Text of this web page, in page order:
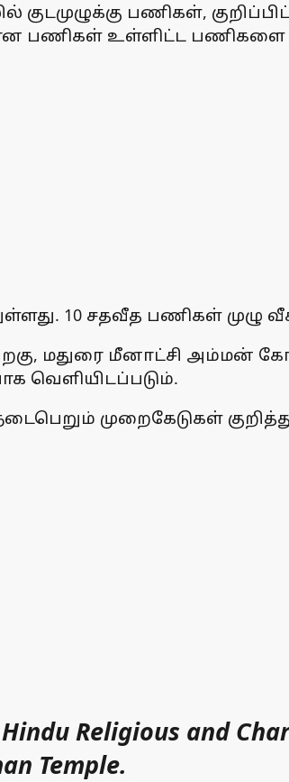
பணிகள்,
பணிகள் உள்ளிட்ட
10 சதவீத பணிகள் முழு
மதுரை மீனாட்சி அம்மன்
வெளியிடப்படும்.
முறைகேடுகள்
Religious and
Temple.